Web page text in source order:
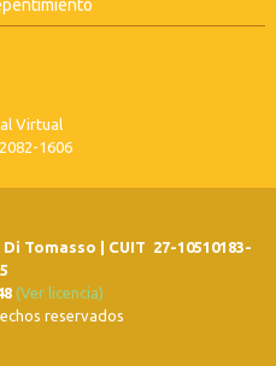
Virtual
1606
Tomasso | CUIT 27-10510183-
5
(Ver licencia)
reservados